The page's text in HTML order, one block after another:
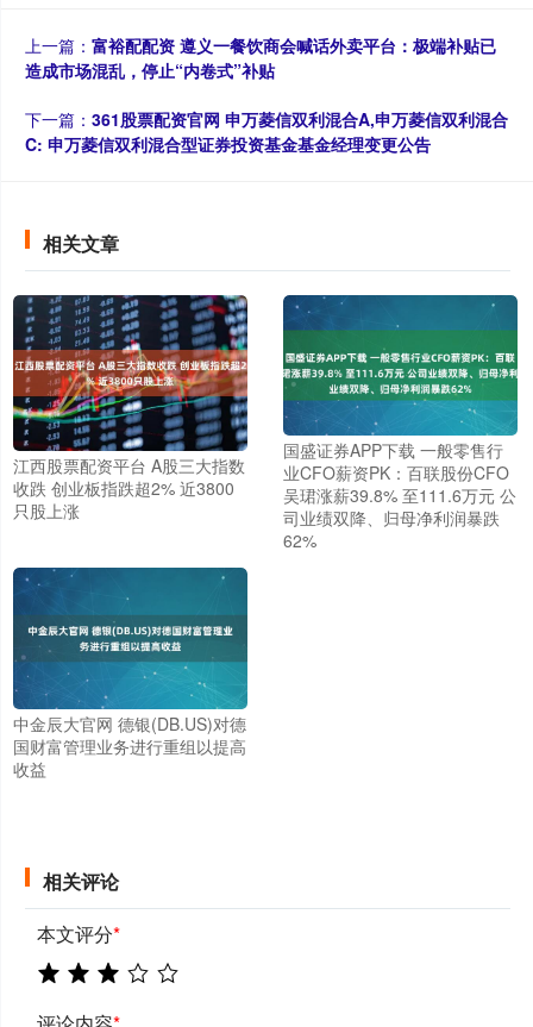
上一篇： 富裕配配资 遵义一餐饮商会喊话外卖平台：极端补贴已
造成市场混乱，停止“内卷式”补贴
下一篇： 361股票配资官网 申万菱信双利混合A,申万菱信双利混合
C: 申万菱信双利混合型证券投资基金基金经理变更公告
相关文章
江西股票配资平台 A股三大指数
收跌 创业板指跌超2% 近3800
只股上涨
国盛证券APP下载 一般零售行
业CFO薪资PK：百联股份CFO
吴珺涨薪39.8% 至111.6万元 公
司业绩双降、归母净利润暴跌
62%
中金辰大官网 德银(DB.US)对德
国财富管理业务进行重组以提高
收益
相关评论
本文评分*